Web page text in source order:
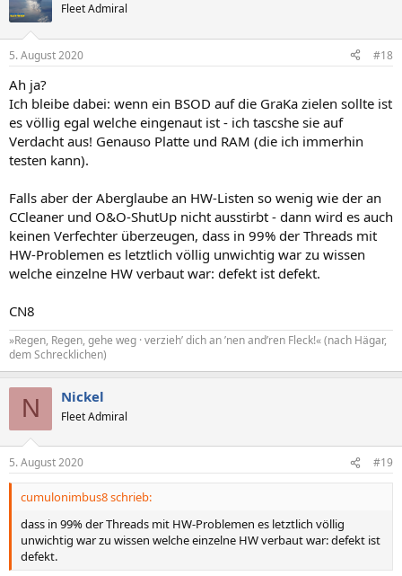
Fleet Admiral
5. August 2020 #18
Ah ja?
Ich bleibe dabei: wenn ein BSOD auf die GraKa zielen sollte ist
es völlig egal welche eingenaut ist - ich tascshe sie auf
Verdacht aus! Genauso Platte und RAM (die ich immerhin
testen kann).
Falls aber der Aberglaube an HW-Listen so wenig wie der an
CCleaner und O&O-ShutUp nicht ausstirbt - dann wird es auch
keinen Verfechter überzeugen, dass in 99% der Threads mit
HW-Problemen es letztlich völlig unwichtig war zu wissen
welche einzelne HW verbaut war: defekt ist defekt.
CN8
»Regen, Regen, gehe weg · verzieh’ dich an ’nen and’ren Fleck!« (nach Hägar,
dem Schrecklichen)
N Nickel
Fleet Admiral
5. August 2020 #19
cumulonimbus8 schrieb:
dass in 99% der Threads mit HW-Problemen es letztlich völlig
unwichtig war zu wissen welche einzelne HW verbaut war: defekt ist
defekt.